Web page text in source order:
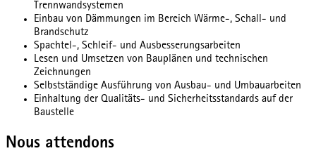
Trennwandsystemen
Einbau von Dämmungen im Bereich Wärme-, Schall- und
Brandschutz
Spachtel-, Schleif- und Ausbesserungsarbeiten
Lesen und Umsetzen von Bauplänen und technischen
Zeichnungen
Selbstständige Ausführung von Ausbau- und Umbauarbeiten
Einhaltung der Qualitäts- und Sicherheitsstandards auf der
Baustelle
Nous attendons